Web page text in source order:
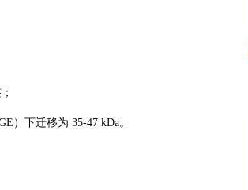
）下迁移为 35-47 kDa。